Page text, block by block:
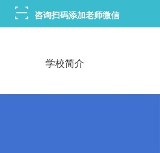
咨询扫码添加老师微信
学校简介